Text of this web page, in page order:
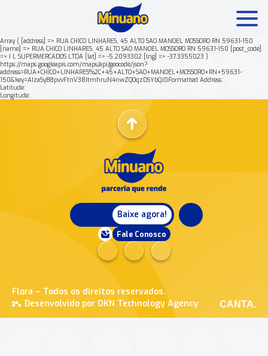
Array ( [address] => RUA CHICO LINHARES, 45 ALTO SAO MANOEL MOSSORO RN 59631-150
[name] => RUA CHICO LINHARES, 45 ALTO SAO MANOEL MOSSORO RN 59631-150 [post_code]
=> I L SUPERMERCADOS LTDA [lat] => -5.2093302 [lng] => -37.3355023 )
https://maps.googleapis.com/maps/api/geocode/json?
address=RUA+CHICO+LINHARES%2C+45+ALTO+SAO+MANOEL+MOSSORO+RN+59631-
150&key=AIzaSyB8pvvFtnV38ItmhruN4nwZQOqzDSYbQJ0Formatted Address:
Latitude:
Longitude:
Baixe agora!
Fale Conosco
Flora – Todos os direitos reservados.
Desenvolvido por OKN Technology Agency
CANTA.
Mais buscados: Produtos Minuano Rende +
Nossa história